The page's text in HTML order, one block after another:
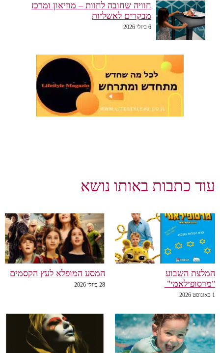
חוויה שחובה לחוות – מוזיאון ומרכז
מבקרים לאשליות
6 ביולי 2026
עוד כתבות באותו נושא
המלצת השבוע
"מרסופילאמי"
1 באוגוסט 2026
המסע המופלא לעץ הקסמים
28 ביולי 2026